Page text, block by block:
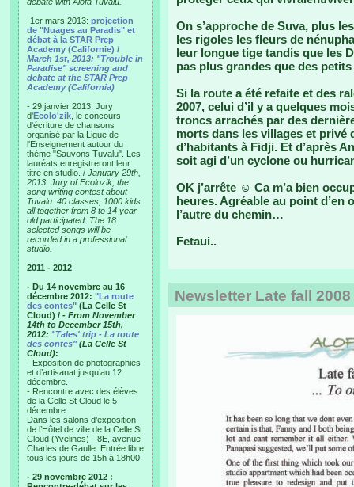
-1er mars 2013: projection
de "Nuages au Paradis" et
débat à la STAR Prep
Academy (Californie) /
March 1st, 2013: "Trouble in
Paradise" screening and
debate at the STAR Prep
Academy (California)
- 29 janvier 2013: Jury
d'Ecolo'zik , le concours
d'écriture de chansons
organisé par la Ligue de
l'Enseignement autour du
thème "Sauvons Tuvalu". Les
lauréats enregistreront leur
titre en studio. / January 29th,
2013: Jury of Ecolozik, the
song writing contest about
Tuvalu. 40 classes, 1000 kids
all together from 8 to 14 year
old participated. The 18
selected songs will be
recorded in a professional
studio.
2011 - 2012
- Du 14 novembre au 16
décembre 2012: "La route
des contes" (La Celle St
Cloud) / - From November
14th to December 15th,
2012: "Tales' trip - La route
des contes"(La Celle St
Cloud):
- Exposition de photographies
et d’artisanat jusqu’au 12
décembre.
- Rencontre avec des élèves
de la Celle St Cloud le 5
décembre
Dans les salons d’exposition
de l’Hôtel de ville de la Celle St
Cloud (Yvelines) - 8E, avenue
Charles de Gaulle. Entrée libre
tous les jours de 15h à 18h00.
- 29 novembre 2012 :
On s’approche de Suva, plus
les rigoles les fleurs de
leur longue tige tandis que les
pas plus grandes que des
Si la route a été refaite et des
2007, celui d’il y a quelques
troncs arrachés par des
morts dans les villages et privé
d’habitants à Fidji. Et d’après
soit agi d’un cyclone ou
OK j’arrête ☺ Ca m’a bien
heures. Agréable au point d’en
l’autre du chemin…
Fetaui..
Newsletter Late fall